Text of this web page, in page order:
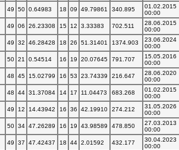
49 50 0.64983 18 09 49.79861 340.895
01.02.2015
00:00
49 06 26.23308 15 12 3.33383 702.511
28.06.2015
00:00
49 32 46.28428 18 26 51.31401 1374.903
23.06.2024
00:00
50 21 0.54514 16 19 20.07645 791.707
15.05.2016
00:00
48 45 15.02799 16 53 23.74339 216.647
28.06.2020
00:00
48 44 31.37084 14 17 11.04473 683.268
01.02.2015
00:00
49 12 14.43942 16 36 42.19910 274.212
31.05.2026
00:00
50 34 47.26289 16 19 43.98589 478.850
27.03.2013
00:00
49 37 47.42437 18 44 2.01592 432.177
30.04.2023
00:00